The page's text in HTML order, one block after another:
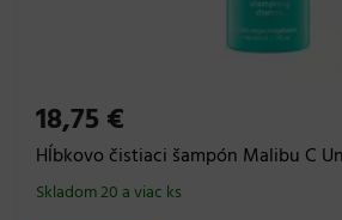
18,75 €
Hĺbkovo čistiaci šampón Malibu C
Skladom 20 a viac ks